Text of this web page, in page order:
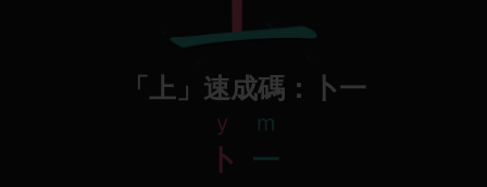
「上」速成碼：卜一
y
卜
m
一